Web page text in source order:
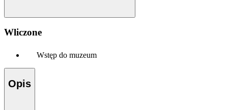
Wliczone
Wstęp do muzeum
Opis